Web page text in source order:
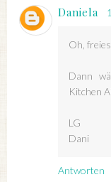
Daniela
Oh,
Dann
Kitchen
LG
Dani
Antworten